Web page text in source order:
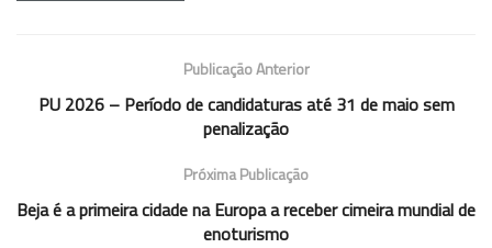
Publicação Anterior
PU 2026 – Período de candidaturas até 31 de maio sem
penalização
Próxima Publicação
Beja é a primeira cidade na Europa a receber cimeira mundial de
enoturismo